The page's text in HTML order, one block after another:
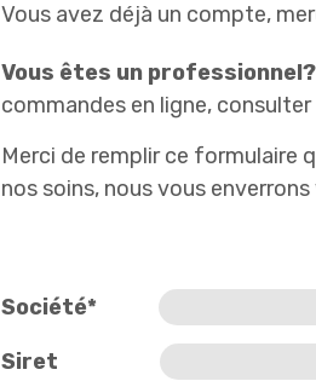
Vous avez déjà un compte,
Vous êtes un professionnel?
commandes en ligne,
Merci de remplir ce formulaire
nos soins, nous vous
Société*
Siret